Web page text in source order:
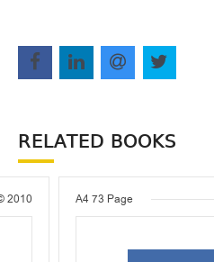
RELATED BOOKS
2010 A4 73 Page